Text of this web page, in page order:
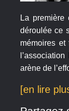
La première
déroulée ce
mémoires
arène de
[en lire